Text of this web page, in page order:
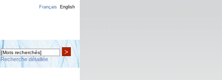
Français English
>
Recherche détaillée